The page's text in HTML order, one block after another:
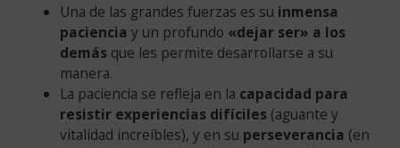
Una de las grandes fuerzas es su inmensa
paciencia y un profundo «dejar ser» a los
demásque les permite desarrollarse a su
manera.
La paciencia se refleja en la capacidad para
resistir experiencias difíciles(aguante y
vitalidad increíbles), y en su perseverancia (en